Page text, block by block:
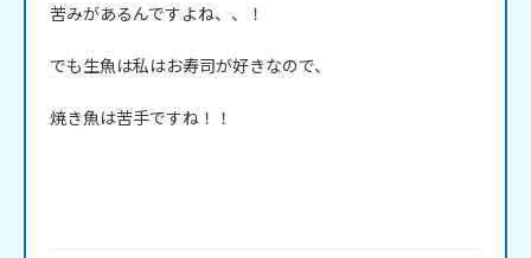
苦みがあるんですよね、、！
でも生魚は私はお寿司が好きなので、
焼き魚は苦手ですね！！